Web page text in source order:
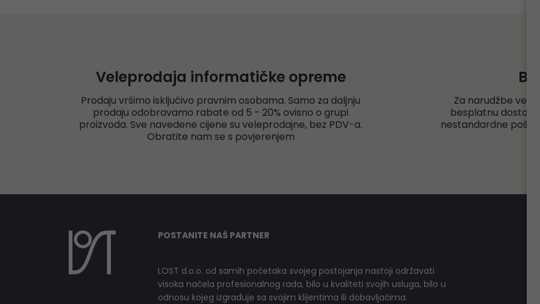
Veleprodaja informatičke opreme
Prodaju vršimo isključivo pravnim osobama. Samo za daljnju
prodaju odobravamo rabate od 5 - 20% ovisno o grupi
proizvoda. Sve navedene cijene su veleprodajne, bez PDV-a.
Obratite nam se s povjerenjem
Za narudžbe
besplatnu dostavu
nestandardne
POSTANITE NAŠ PARTNER
LOST d.o.o. od samih početaka svojeg postojanja nastoji održavati
visoka načela profesionalnog rada, bilo u kvaliteti svojih usluga, bilo u
odnosu kojeg izgrađuje sa svojim klijentima ili dobavljačima.